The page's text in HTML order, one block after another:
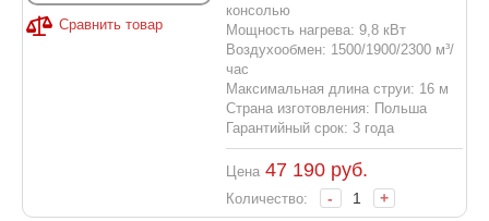
Сравнить товар
консолью
Мощность нагрева: 9,8 кВт
Воздухообмен: 1500/1900/2300 м³/
час
Максимальная длина струи: 16 м
Страна изготовления: Польша
Гарантийный срок: 3 года
Цена 47 190руб.
Количество: - +